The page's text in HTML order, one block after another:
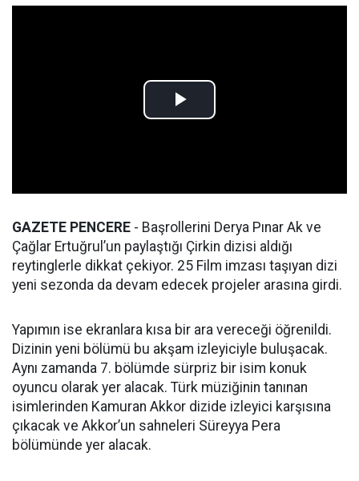
GAZETE PENCERE - Başrollerini Derya Pınar Ak ve
Çağlar Ertuğrul’un paylaştığı Çirkin dizisi aldığı
reytinglerle dikkat çekiyor. 25 Film imzası taşıyan dizi
yeni sezonda da devam edecek projeler arasına girdi.
Yapımın ise ekranlara kısa bir ara vereceği öğrenildi.
Dizinin yeni bölümü bu akşam izleyiciyle buluşacak.
Aynı zamanda 7. bölümde sürpriz bir isim konuk
oyuncu olarak yer alacak. Türk müziğinin tanınan
isimlerinden Kamuran Akkor dizide izleyici karşısına
çıkacak ve Akkor’un sahneleri Süreyya Pera
bölümünde yer alacak.